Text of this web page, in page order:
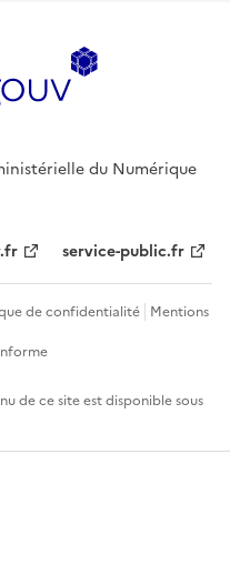
du Numérique
service-public.fr
de confidentialité Mentions
de ce site est disponible sous